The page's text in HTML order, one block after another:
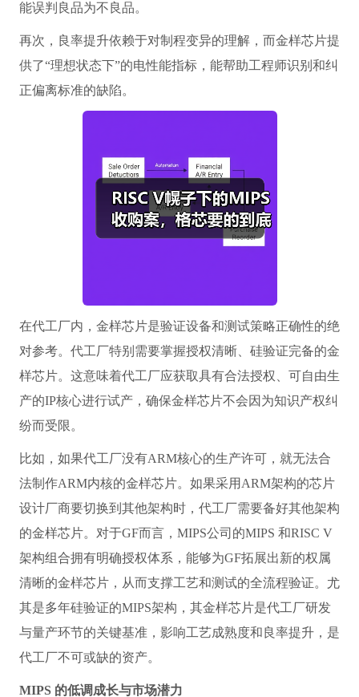
能误判良品为不良品。
再次，良率提升依赖于对制程变异的理解，而金样芯片提
供了“理想状态下”的电性能指标，能帮助工程师识别和纠
正偏离标准的缺陷。
在代工厂内，金样芯片是验证设备和测试策略正确性的绝
对参考。代工厂特别需要掌握授权清晰、硅验证完备的金
样芯片。这意味着代工厂应获取具有合法授权、可自由生
产的IP核心进行试产，确保金样芯片不会因为知识产权纠
纷而受限。
比如，如果代工厂没有ARM核心的生产许可，就无法合
法制作ARM内核的金样芯片。如果采用ARM架构的芯片
设计厂商要切换到其他架构时，代工厂需要备好其他架构
的金样芯片。对于GF而言，MIPS公司的MIPS 和RISC V
架构组合拥有明确授权体系，能够为GF拓展出新的权属
清晰的金样芯片，从而支撑工艺和测试的全流程验证。尤
其是多年硅验证的MIPS架构，其金样芯片是代工厂研发
与量产环节的关键基准，影响工艺成熟度和良率提升，是
代工厂不可或缺的资产。
MIPS 的低调成长与市场潜力